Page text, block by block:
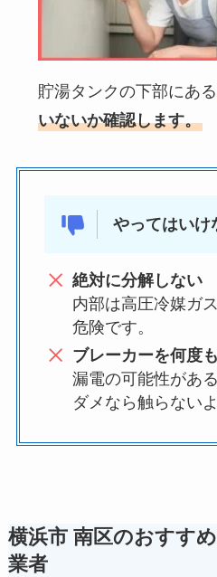
貯湯タンクの下部にある
いないか確認します。
やってはいけ
絶対に分解しない
内部は高圧冷媒ガ
危険です。
ブレーカーを何度
漏電の可能性があ
ダメなら触らない
横浜市 南区のおすす
業者